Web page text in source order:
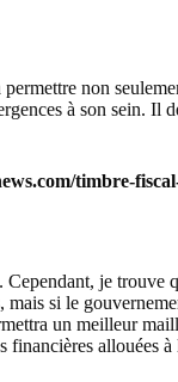
non
à son sein.
timbre-
je trouve
si le
un meilleur
financières allouées à